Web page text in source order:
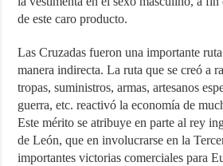
de este caro producto.
Las Cruzadas fueron una importante
manera indirecta. La ruta que se creó a
tropas, suministros, armas, artesanos
guerra, etc. reactivó la economía de
Este mérito se atribuye en parte al rey
de León, que en involucrarse en la
importantes victorias comerciales para